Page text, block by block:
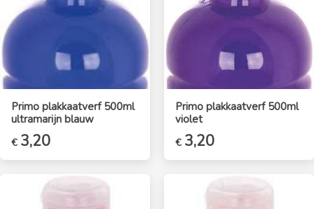
Primo plakkaatverf 500ml
ultramarijn blauw
€ 3,20
Primo plakkaatverf 500ml
violet
€ 3,20